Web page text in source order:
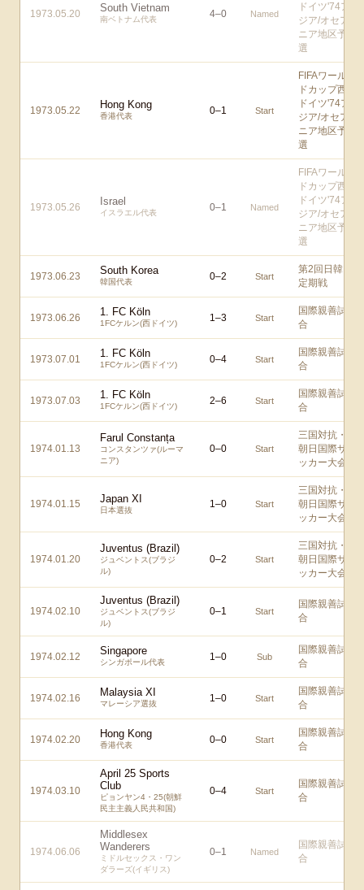
1973.05.20 South Vietnam
南ベトナム代表 4–0 Named
ドイツ'74ア
ジア/オセア
ニア地区予
選
1973.05.22 Hong Kong
香港代表 0–1 Start
FIFAワール
ドカップ西
ドイツ'74ア
ジア/オセア
ニア地区予
選
1973.05.26 Israel
イスラエル代表 0–1 Named
FIFAワール
ドカップ西
ドイツ'74ア
ジア/オセア
ニア地区予
選
1973.06.23 South Korea
韓国代表 0–2 Start
第2回日韓
定期戦
1973.06.26 1. FC Köln
1FCケルン(西ドイツ) 1–3 Start
国際親善試
合
1973.07.01 1. FC Köln
1FCケルン(西ドイツ) 0–4 Start
国際親善試
合
1973.07.03 1. FC Köln
1FCケルン(西ドイツ) 2–6 Start
国際親善試
合
1974.01.13
Farul Constanța
コンスタンツァ(ルーマ
ニア)
0–0 Start
三国対抗・
朝日国際サ
ッカー大会
1974.01.15 Japan XI
日本選抜
1–0 Start
三国対抗・
朝日国際サ
ッカー大会
1974.01.20
Juventus (Brazil)
ジュベントス(ブラジ
ル)
0–2 Start
三国対抗・
朝日国際サ
ッカー大会
1974.02.10
Juventus (Brazil)
ジュベントス(ブラジ
ル)
0–1 Start
国際親善試
合
1974.02.12 Singapore
シンガポール代表 1–0 Sub
国際親善試
合
1974.02.16 Malaysia XI
マレーシア選抜 1–0 Start
国際親善試
合
1974.02.20 Hong Kong
香港代表 0–0 Start
国際親善試
合
1974.03.10
April 25 Sports
Club
ピョンヤン4・25(朝鮮
民主主義人民共和国)
0–4 Start
国際親善試
合
1974.06.06
Middlesex
Wanderers
ミドルセックス・ワン
ダラーズ(イギリス)
0–1 Named
国際親善試
合